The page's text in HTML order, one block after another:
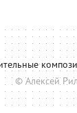
© Алексей